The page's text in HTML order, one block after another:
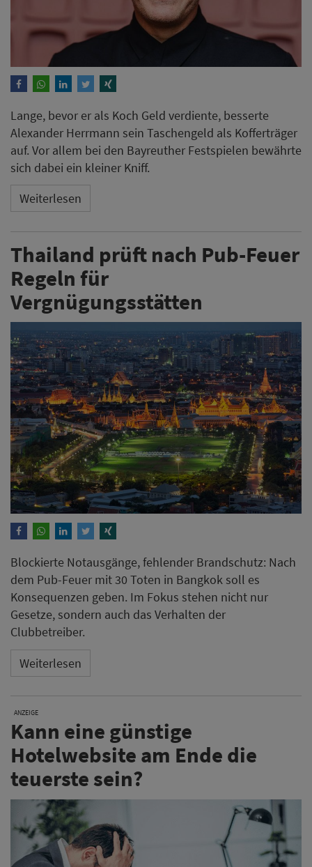
Lange, bevor er als Koch Geld verdiente, besserte
Alexander Herrmann sein Taschengeld als Kofferträger
auf. Vor allem bei den Bayreuther Festspielen bewährte
sich dabei ein kleiner Kniff.
Weiterlesen
Thailand prüft nach Pub-Feuer
Regeln für
Vergnügungsstätten
Blockierte Notausgänge, fehlender Brandschutz: Nach
dem Pub-Feuer mit 30 Toten in Bangkok soll es
Konsequenzen geben. Im Fokus stehen nicht nur
Gesetze, sondern auch das Verhalten der
Clubbetreiber.
Weiterlesen
ANZEIGE
Kann eine günstige
Hotelwebsite am Ende die
teuerste sein?